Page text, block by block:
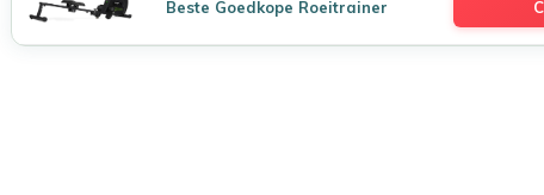
Beste Goedkope Roeitrainer